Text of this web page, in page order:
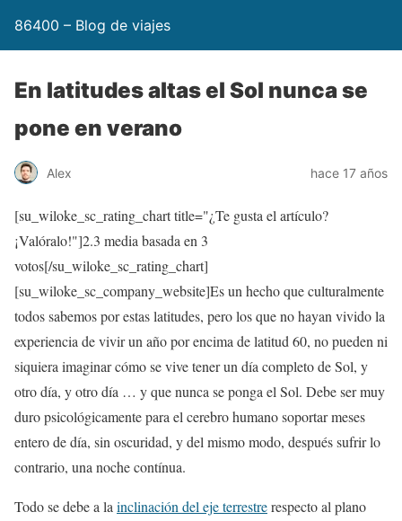
86400 – Blog de viajes
En latitudes altas el Sol nunca se
pone en verano
Alex hace 17 años
[su_wiloke_sc_rating_chart title="¿Te gusta el artículo?
¡Valóralo!"]2.3 media basada en 3
votos[/su_wiloke_sc_rating_chart]
[su_wiloke_sc_company_website]Es un hecho que culturalmente
todos sabemos por estas latitudes, pero los que no hayan vivido la
experiencia de vivir un año por encima de latitud 60, no pueden ni
siquiera imaginar cómo se vive tener un día completo de Sol, y
otro día, y otro día … y que nunca se ponga el Sol. Debe ser muy
duro psicológicamente para el cerebro humano soportar meses
entero de día, sin oscuridad, y del mismo modo, después sufrir lo
contrario, una noche contínua.
Todo se debe a la inclinación del eje terrestrerespecto al plano